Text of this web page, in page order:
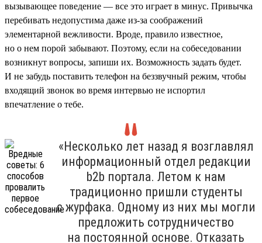
вызывающее поведение — все это играет в минус. Привычка
перебивать недопустима даже из-за соображений
элементарной вежливости. Вроде, правило известное,
но о нем порой забывают. Поэтому, если на собеседовании
возникнут вопросы, запиши их. Возможность задать будет.
И не забудь поставить телефон на беззвучный режим, чтобы
входящий звонок во время интервью не испортил
впечатление о тебе.
«Несколько лет назад я возглавлял
информационный отдел редакции
b2b портала. Летом к нам
традиционно пришли студенты
с журфака. Одному из них мы могли
предложить сотрудничество
на постоянной основе. Отказать